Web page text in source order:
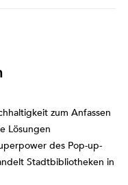
zum Anfassen
Lösungen
des Pop-up-
Stadtbibliotheken in